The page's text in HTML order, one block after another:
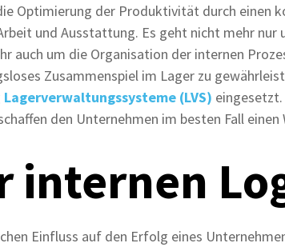
Optimierung der Produktivität durch einen
und Ausstattung. Es geht nicht mehr nur
auch um die Organisation der internen
Zusammenspiel im Lager zu
Lagerverwaltungssysteme (LVS)
den Unternehmen im besten Fall
internen
Einfluss auf den Erfolg eines